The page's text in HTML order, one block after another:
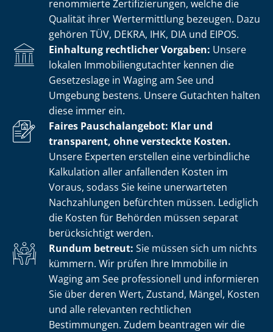
renommierte Zer­ti­fi­zie­run­gen, welche die
Qualität ihrer Wertermittlung bezeugen. Dazu
gehören TÜV, DEKRA, IHK, DIA und EIPOS.
Einhaltung rechtlicher Vorgaben: Unsere
lokalen Im­mo­bi­li­en­gut­ach­ter kennen die
Gesetzeslage in Waging am See und
Umgebung bestens. Unsere Gutachten halten
diese immer ein.
Faires Pauschalangebot: Klar und
transparent, ohne versteckte Kosten.
Unsere Experten erstellen eine verbindliche
Kalkulation aller anfallenden Kosten im
Voraus, sodass Sie keine unerwarteten
Nachzahlungen befürchten müssen. Lediglich
die Kosten für Behörden müssen separat
berücksichtigt werden.
Rundum betreut: Sie müssen sich um nichts
kümmern. Wir prüfen Ihre Immobilie in
Waging am See professionell und informieren
Sie über deren Wert, Zustand, Mängel, Kosten
und alle relevanten rechtlichen
Bestimmungen. Zudem beantragen wir die